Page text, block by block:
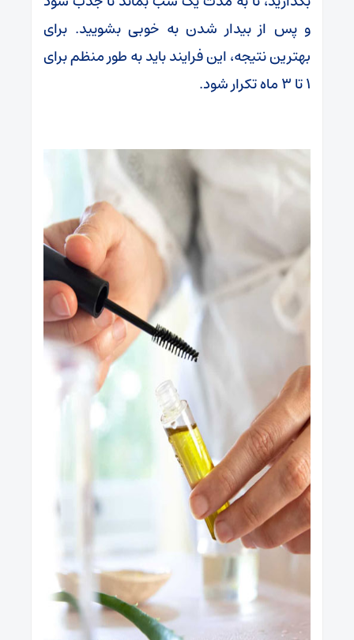
و پس از بیدار شدن به خوبی بشویید. برای
بهترین نتیجه، این فرایند باید به طور منظم برای
۱ تا ۳ ماه تکرار شود.